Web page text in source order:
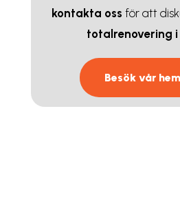
kontakta oss för att
totalrenovering
Besök vår